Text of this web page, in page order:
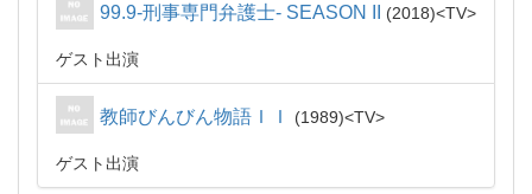
99.9-刑事専門弁護士- SEASON II 2018 TV
ゲスト出演
教師びんびん物語ＩＩ 1989 TV
ゲスト出演